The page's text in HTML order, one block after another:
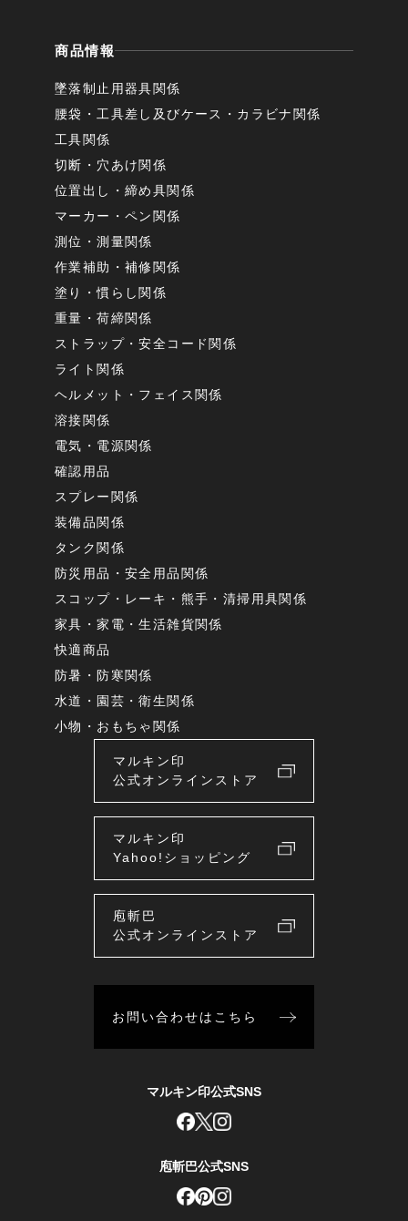
商品情報
墜落制止用器具関係
腰袋・工具差し及びケース・カラビナ関係
工具関係
切断・穴あけ関係
位置出し・締め具関係
マーカー・ペン関係
測位・測量関係
作業補助・補修関係
塗り・慣らし関係
重量・荷締関係
ストラップ・安全コード関係
ライト関係
ヘルメット・フェイス関係
溶接関係
電気・電源関係
確認用品
スプレー関係
装備品関係
タンク関係
防災用品・安全用品関係
スコップ・レーキ・熊手・清掃用具関係
家具・家電・生活雑貨関係
快適商品
防暑・防寒関係
水道・園芸・衛生関係
小物・おもちゃ関係
マルキン印
公式オンラインストア
マルキン印
Yahoo!ショッピング
庖斬巴
公式オンラインストア
お問い合わせはこちら
マルキン印公式SNS
庖斬巴公式SNS